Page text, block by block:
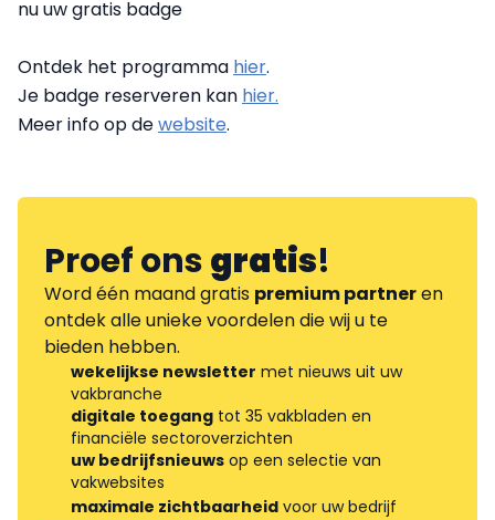
nu uw gratis badge
Ontdek het programma hier.
Je badge reserveren kan hier.
Meer info op dewebsite.
Proef onsgratis!
Word één maand gratis premium partneren
ontdek alle unieke voordelen die wij u te
bieden hebben.
wekelijkse newsletter met nieuws uit uw
vakbranche
digitale toegang tot 35 vakbladen en
financiële sectoroverzichten
uw bedrijfsnieuws op een selectie van
vakwebsites
maximale zichtbaarheid voor uw bedrijf